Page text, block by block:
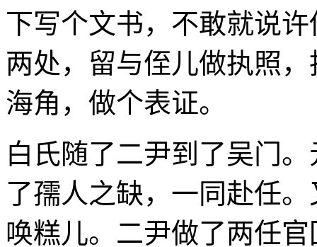
下写个文书，不敢就说
两处，留与侄儿做执照
海角，做个表证。
白氏随了二尹到了吴门
了孺人之缺，一同赴任
唤糕儿。二尹做了两任